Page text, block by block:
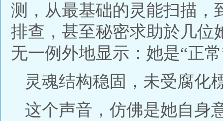
测，从最基础的灵能扫描，
排查，甚至秘密求助於几
无一例外地显示：她是“正
灵魂结构稳固，未受腐化
这个声音，仿佛是她自身